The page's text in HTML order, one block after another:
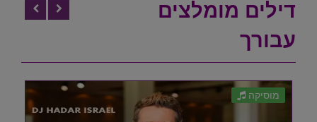
דילים מומלצים
עבורך
מוסיקה